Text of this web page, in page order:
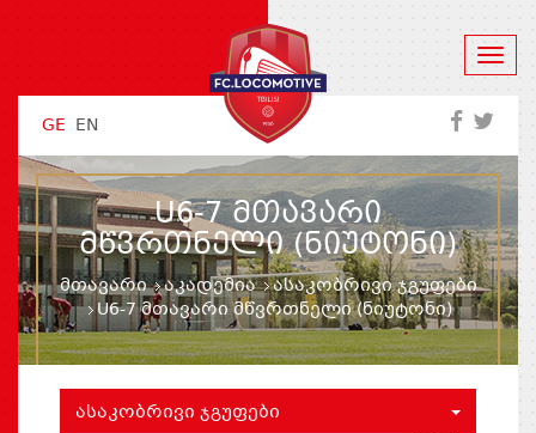
GE EN
U6-7 ᲛᲗᲐᲕᲐᲠᲘ
ᲛᲬᲕᲠᲗᲜᲔᲚᲘ (ᲜᲘᲣᲢᲝᲜᲘ)
მთავარი აკადემია
ასაკობრივი ჯგუფები
U6-7 მთავარი მწვრთნელი (ნიუტონი)
ᲐᲡᲐᲙᲝᲑᲠᲘᲕᲘ ᲯᲒᲣᲤᲔᲑᲘ